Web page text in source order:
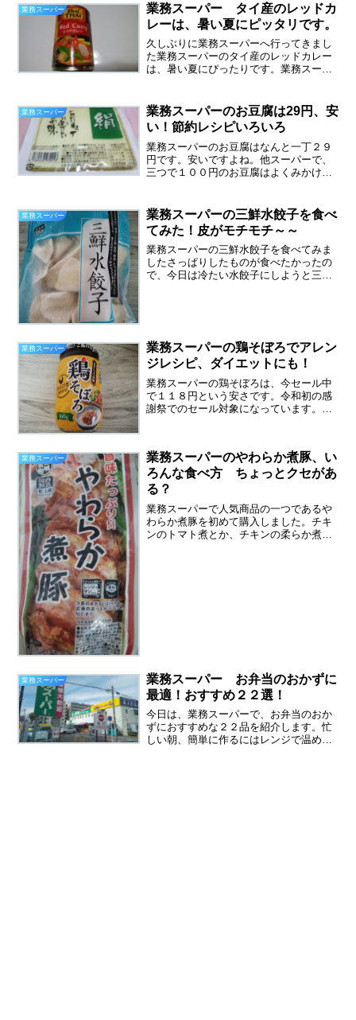
業務スーパー
業務スーパー タイ産のレッドカ
レーは、暑い夏にピッタリです。
久しぶりに業務スーパーへ行ってきまし
た業務スーパーのタイ産のレッドカレー
は、暑い夏にぴったりです。業務スーパ
はレッドカレー。急に暑くなり、辛いカ
レーが食べたくなりました...
業務スーパー
業務スーパーのお豆腐は29円、安
い！節約レシピいろいろ
業務スーパーのお豆腐はなんと一丁２９
円です。安いですよね。他スーパーで、
三つで１００円のお豆腐はよくみかけま
も、２９円です。夕方に行くと売り切れ
ていることもあるので人気...
業務スーパー
業務スーパーの三鮮水餃子を食べ
てみた！皮がモチモチ～～
業務スーパーの三鮮水餃子を食べてみま
したさっぱりしたものが食べたかったの
で、今日は冷たい水餃子にしようと三鮮
業務スーパー
業務スーパーの鶏そぼろでアレン
ジレシピ、ダイエットにも！
業務スーパーの鶏そぼろは、今セール中
で１１８円という安さです。令和初の感
謝祭でのセール対象になっています。安
の味付けで、冷めても美味し...
業務スーパー
業務スーパーのやわらか煮豚、い
ろんな食べ方 ちょっとクセがあ
る？
業務スーパーで人気商品の一つであるや
わらか煮豚を初めて購入しました。チキ
ンのトマト煮とか、チキンの柔らか煮と
業務スーパー
業務スーパー お弁当のおかずに
最適！おすすめ２２選！
今日は、業務スーパーで、お弁当のおか
ずにおすすめな２２品を紹介します。忙
しい朝、簡単に作るにはレンジで温める